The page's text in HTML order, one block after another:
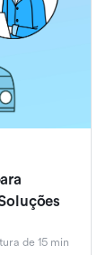
de 15 min